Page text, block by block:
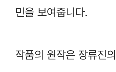
민을 보여줍니다.
작품의 원작은 장류진